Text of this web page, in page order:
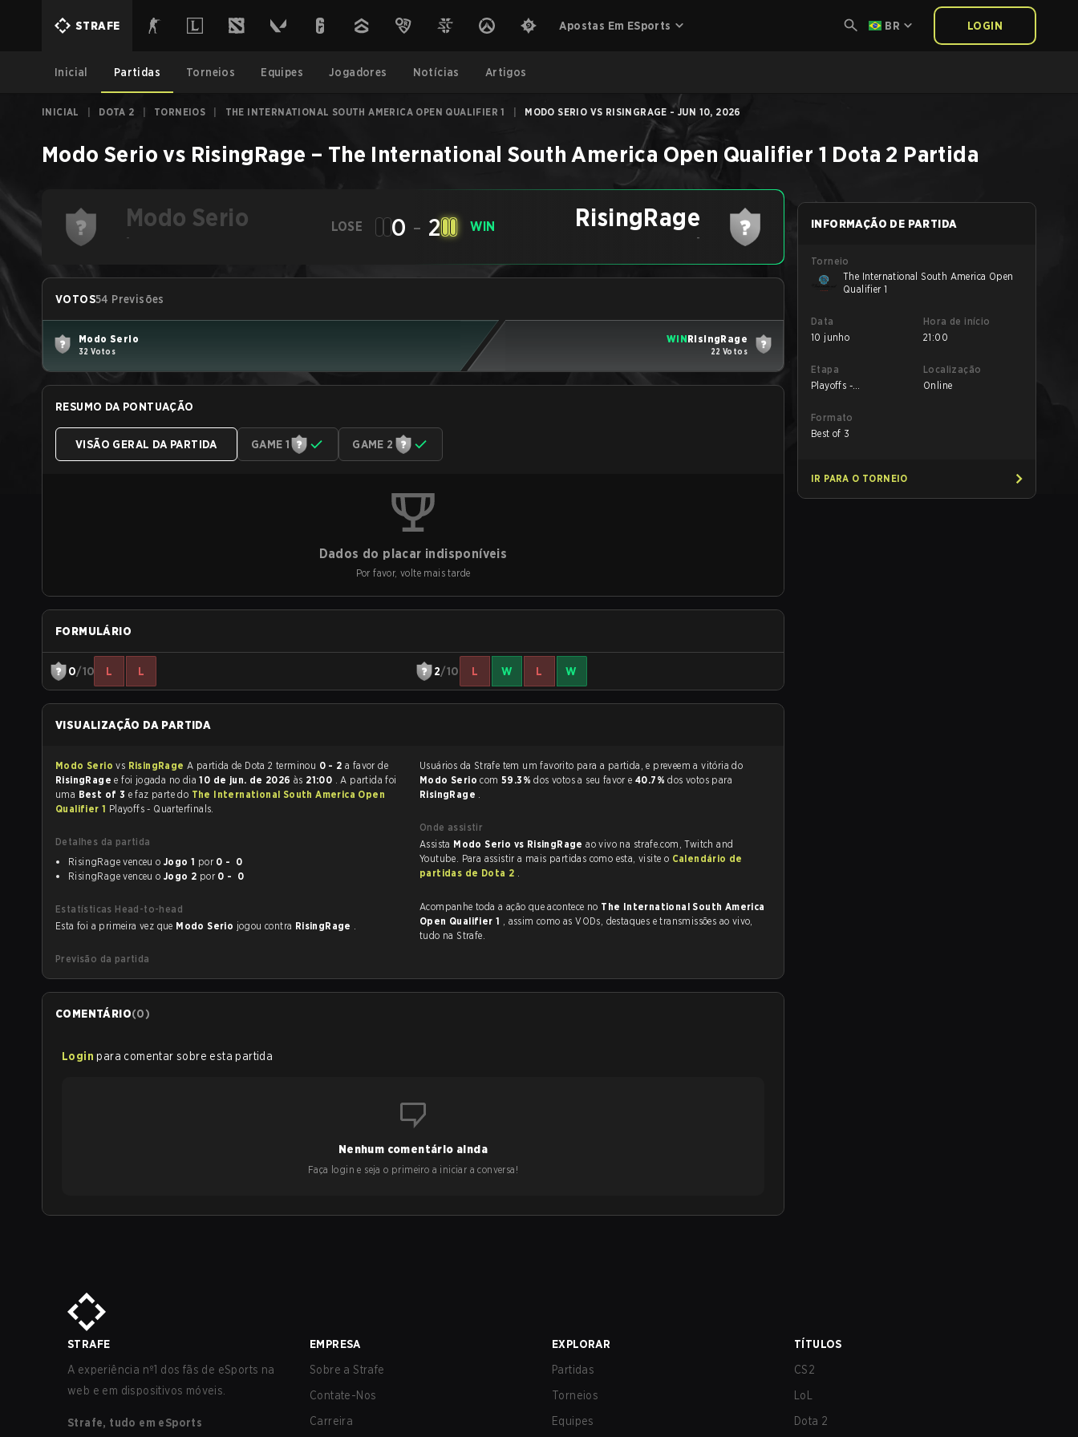
STRAFE Apostas Em ESports BR LOGIN
Inicial Partidas Torneios Equipes Jogadores Notícias Artigos
INICIAL DOTA 2 TORNEIOS THE INTERNATIONAL SOUTH AMERICA OPEN QUALIFIER 1 MODO SERIO VS RISINGRAGE - JUN 10, 2026
Modo Serio vs RisingRage – The International South America Open Qualifier 1 Dota 2 Partida
Modo Serio
-
LOSE 0 - 2 WIN RisingRage
-
VOTOS54 Previsões
Modo Serio
32 Votos
WINRisingRage
22 Votos
RESUMO DA PONTUAÇÃO
VISÃO GERAL DA PARTIDA GAME 1 GAME 2
Dados do placar indisponíveis
Por favor, volte mais tarde
FORMULÁRIO
0/10 L L 2/10 L W L W
VISUALIZAÇÃO DA PARTIDA
Modo Seriovs RisingRage A partida de Dota 2 terminou 0 - 2 a favor de
RisingRage
e foi jogada no dia10 de jun. de 2026 às 21:00 . A partida foi
uma Best of 3 e faz parte do The International South America Open
Qualifier 1 Playoffs - Quarterfinals.
Detalhes da partida
RisingRage venceu o Jogo 1 por
0 - 0
RisingRage venceu o Jogo 2 por 0 - 0
Estatísticas Head-to-head
Esta foi a primeira vez que Modo Serio jogou contra RisingRage .
Previsão da partida
Usuários da Strafe tem um favorito para a partida, e preveem a vitória do
Modo Seriocom 59.3%dos votos a seu favor e 40.7%dos votos para
RisingRage .
Onde assistir
Assista Modo Serio vs RisingRageao vivo na strafe.com, Twitch and
Youtube. Para assistir a mais partidas como esta, visite o Calendário de
partidas de Dota 2 .
Acompanhe toda a ação que acontece no The International South America
Open Qualifier 1 , assim como as VODs, destaques e transmissões ao vivo,
tudo na Strafe.
COMENTÁRIO(0)
Login para comentar sobre esta partida
Nenhum comentário ainda
Faça login e seja o primeiro a iniciar a conversa!
INFORMAÇÃO DE PARTIDA
Torneio
The International South America Open
Qualifier 1
Data
10 junho
Hora de início
21:00
Etapa
Playoffs -
Localização
Online
Formato
Best of 3
IR PARA O TORNEIO
STRAFE
A experiência nº1 dos fãs de eSports na
web e em dispositivos móveis.
Strafe, tudo em eSports
EMPRESA
Sobre a Strafe
Contate-Nos
Carreira
EXPLORAR
Partidas
Torneios
Equipes
TÍTULOS
CS2
LoL
Dota 2